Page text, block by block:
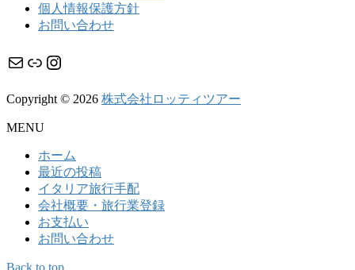
個人情報保護方針
お問い合わせ
メール リンク Instagram
Copyright © 2026 株式会社ロッティツアー
MENU
ホーム
最近の投稿
イタリア旅行手配
会社概要・旅行業登録
お支払い
お問い合わせ
Back to top